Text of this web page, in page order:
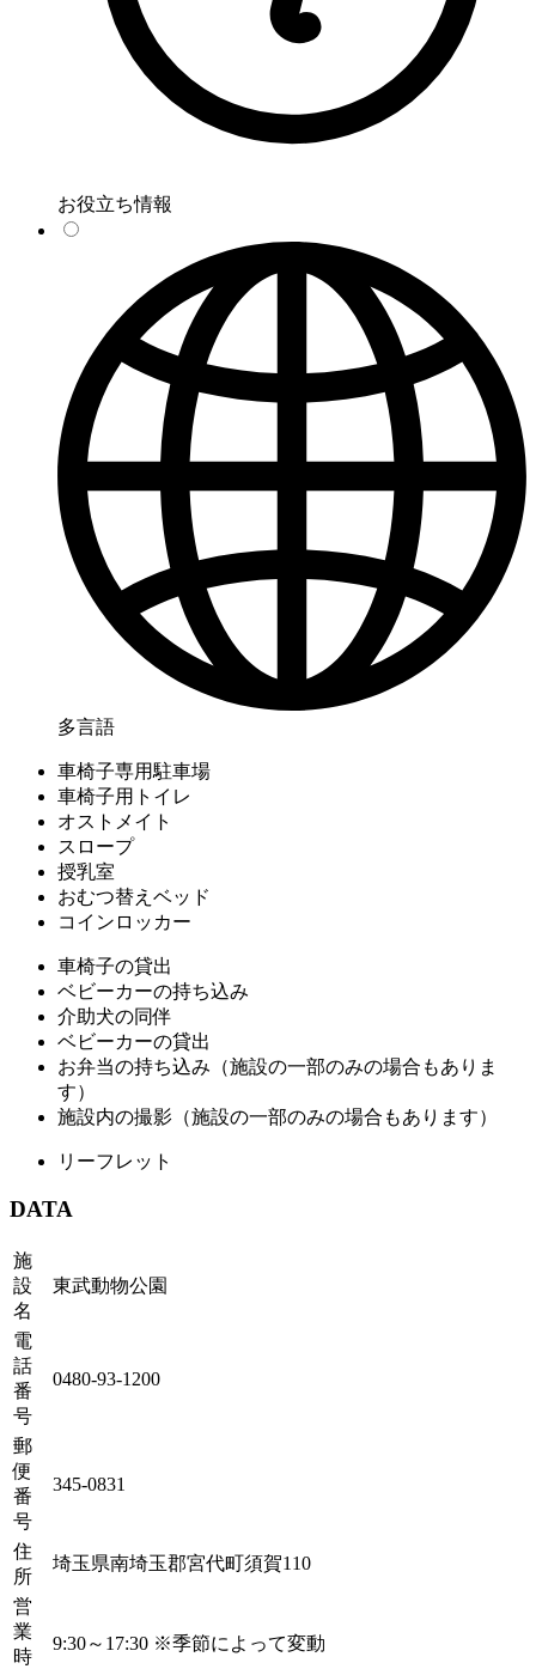
お役立ち情報
多言語
車椅子専用駐車場
車椅子用トイレ
オストメイト
スロープ
授乳室
おむつ替えベッド
コインロッカー
車椅子の貸出
ベビーカーの持ち込み
介助犬の同伴
ベビーカーの貸出
お弁当の持ち込み（施設の一部のみの場合もありま
す）
施設内の撮影（施設の一部のみの場合もあります）
リーフレット
DATA
施
設
名
東武動物公園
電
話
番
号
0480-93-1200
郵
便
番
号
345-0831
住
所
埼玉県南埼玉郡宮代町須賀110
営
業
時
9:30～17:30 ※季節によって変動